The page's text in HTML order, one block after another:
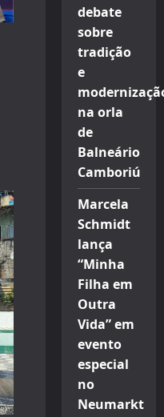
debate
sobre
tradição
e
na orla
de
Balneário
Camboriú
Marcela
Schmidt
lança
“Minha
Filha em
Outra
Vida” em
evento
especial
no
Neumarkt